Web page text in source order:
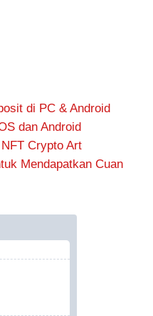
di PC & Android
dan Android
Crypto Art
Mendapatkan Cuan